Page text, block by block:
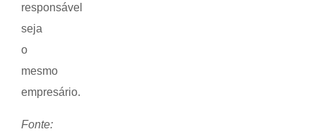
responsável
seja
o
mesmo
empresário.
Fonte: